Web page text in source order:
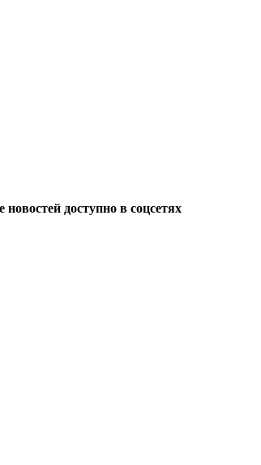
новостей доступно в соцсетях